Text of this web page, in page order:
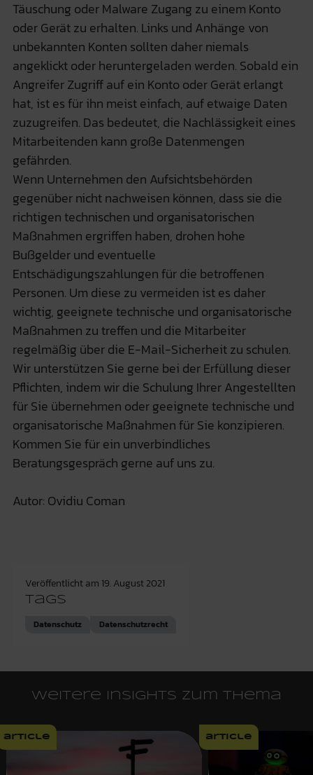
Täuschung oder Malware Zugang zu einem Konto
oder Gerät zu erhalten. Links und Anhänge von
unbekannten Konten sollten daher niemals
angeklickt oder heruntergeladen werden. Sobald ein
Angreifer Zugriff auf ein Konto oder Gerät erlangt
hat, ist es für ihn meist einfach, auf etwaige Daten
zuzugreifen. Das bedeutet, die Nachlässigkeit eines
Mitarbeitenden kann große Datenmengen
gefährden.
Wenn Unternehmen den Aufsichtsbehörden
gegenüber nicht nachweisen können, dass sie die
richtigen technischen und organisatorischen
Maßnahmen ergriffen haben, drohen hohe
Bußgelder und eventuelle
Entschädigungszahlungen für die betroffenen
Personen. Um diese zu vermeiden ist es daher
wichtig, geeignete technische und organisatorische
Maßnahmen zu treffen und die Mitarbeiter
regelmäßig über die E-Mail-Sicherheit zu schulen.
Wir unterstützen Sie gerne bei der Erfüllung dieser
Pflichten, indem wir die Schulung Ihrer Angestellten
für Sie übernehmen oder geeignete technische und
organisatorische Maßnahmen für Sie konzipieren.
Kommen Sie für ein unverbindliches
Beratungsgespräch gerne auf uns zu.
Autor: Ovidiu Coman
Veröffentlicht am 19. August 2021
Tags
Datenschutz Datenschutzrecht
Weitere Insights zum Thema
article article